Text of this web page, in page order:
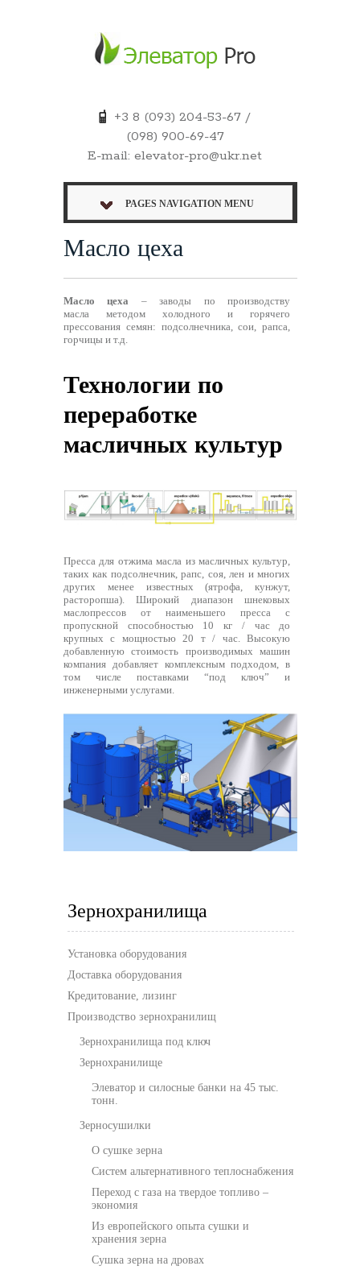
+3 8 (093) 204-53-67 /
(098) 900-69-47
E-mail: elevator-pro@ukr.net
PAGES NAVIGATION MENU
Масло цеха
Масло цеха – заводы по производству
масла методом холодного и горячего
прессования семян: подсолнечника, сои, рапса,
горчицы и т.д.
Технологии по
переработке
масличных культур
Пресса для отжима масла из масличных культур,
таких как подсолнечник, рапс, соя, лен и многих
других менее известных (ятрофа, кунжут,
расторопша). Широкий диапазон шнековых
маслопрессов от наименьшего пресса с
пропускной способностью 10 кг / час до
крупных с мощностью 20 т / час. Высокую
добавленную стоимость производимых машин
компания добавляет комплексным подходом, в
том числе поставками “под ключ” и
инженерными услугами.
Зернохранилища
Установка оборудования
Доставка оборудования
Кредитование, лизинг
Производство зернохранилищ
Зернохранилища под ключ
Зернохранилище
Элеватор и силосные банки на 45 тыс.
тонн.
Зерносушилки
О сушке зерна
Cистем альтернативного теплоснабжения
Переход с газа на твердое топливо –
экономия
Из европейского опыта сушки и
хранения зерна
Сушка зерна на дровах